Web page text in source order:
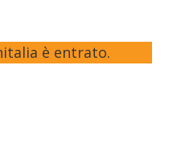
è entrato.